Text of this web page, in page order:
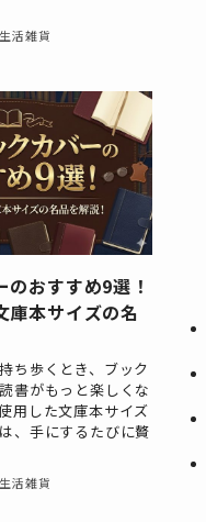
生活雑貨
おすすめ9選！
庫本サイズの名
ち歩くとき、ブック
書がもっと楽しくな
用した文庫本サイズ
、手にするたびに贅
生活雑貨